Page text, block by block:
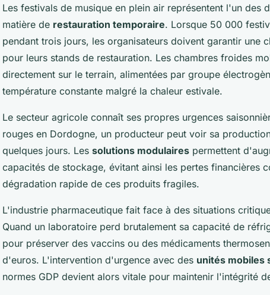
Les festivals de musique en plein air représentent l'un des
matière de restauration temporaire. Lorsque 50 000
pendant trois jours, les organisateurs doivent garantir une
pour leurs stands de restauration. Les chambres froides
directement sur le terrain, alimentées par groupe
température constante malgré la chaleur estivale.
Le secteur agricole connaît ses propres urgences
rouges en Dordogne, un producteur peut voir sa
quelques jours. Les solutions modulaires permettent
capacités de stockage, évitant ainsi les pertes financières
dégradation rapide de ces produits fragiles.
L'industrie pharmaceutique fait face à des situations
Quand un laboratoire perd brutalement sa capacité de
pour préserver des vaccins ou des médicaments
d'euros. L'intervention d'urgence avec des unités mobiles
normes GDP devient alors vitale pour maintenir l'intégrité